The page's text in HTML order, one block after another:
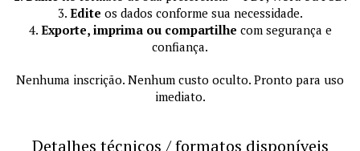
3. Edite os dados conforme sua necessidade.
4. Exporte, imprima ou compartilhe com segurança e
confiança.
Nenhuma inscrição. Nenhum custo oculto. Pronto para uso
imediato.
Detalhes técnicos / formatos disponíveis